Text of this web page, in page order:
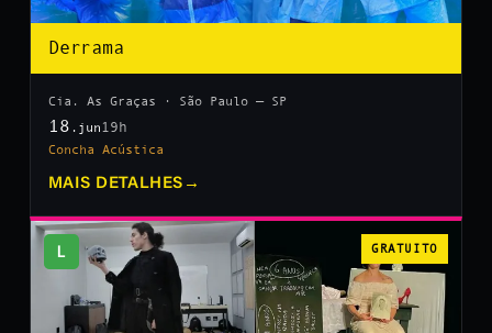
Derrama
Cia. As Graças · São Paulo — SP
18 .jun 19h
Concha Acústica
MAIS DETALHES →
L GRATUITO